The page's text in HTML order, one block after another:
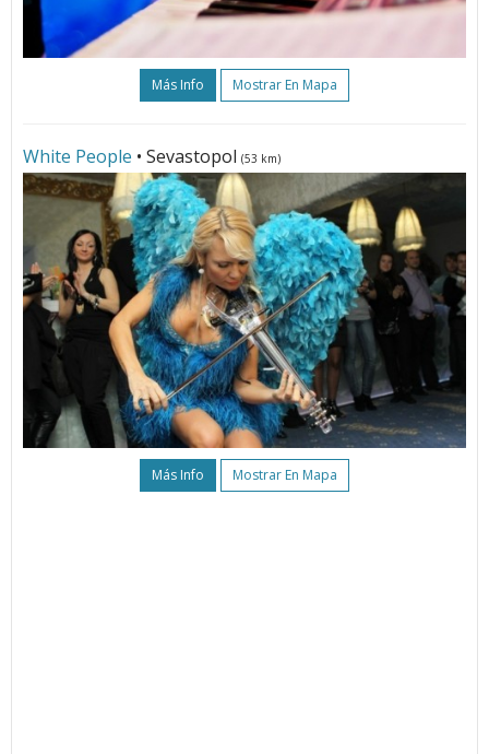
Más Info Mostrar En Mapa
White People • Sevastopol (53 km)
Más Info Mostrar En Mapa